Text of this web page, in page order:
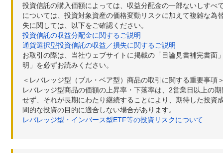
投資信託の購入価額によっては、収益分配金の一部ないしす
については、投資対象資産の価格変動リスクに加えて複雑な
失に関しては、以下をご確認ください。
投資信託の収益分配金に関するご説明
通貨選択型投資信託の収益／損失に関するご説明
お取引の際は、当社ウェブサイトに掲載の「目論見書補完書
明」を必ずお読みください。
＜レバレッジ型（ブル・ベア型）商品の取引に関する重要事項
レバレッジ型商品の価額の上昇率・下落率は、2営業日以上の
せず、それが長期にわたり継続することにより、期待した投
間的な投資の目的に適合しない場合があります。
レバレッジ型・インバース型ETF等の投資リスクについて